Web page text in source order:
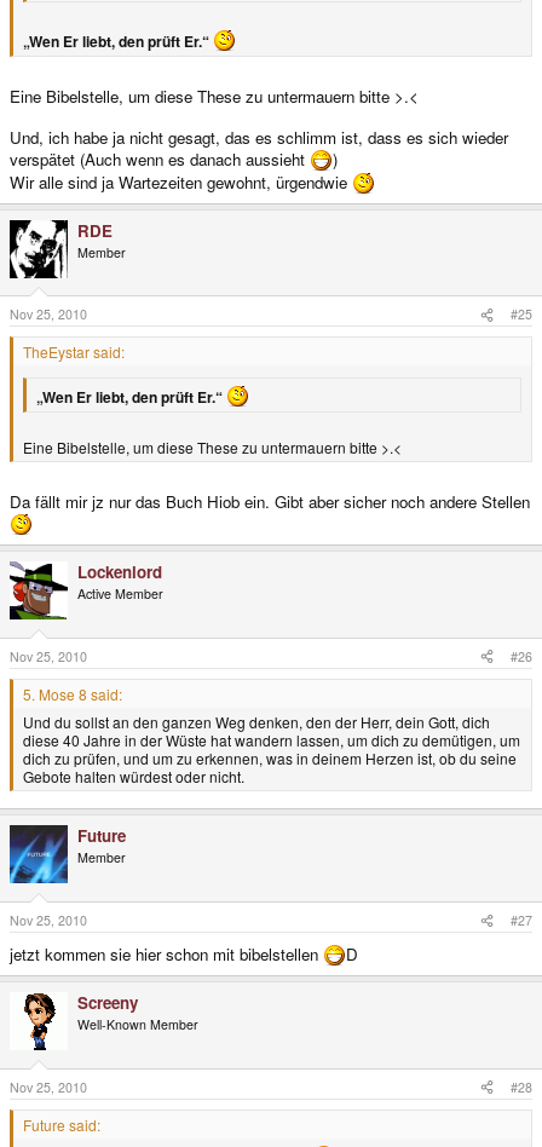
„Wen Er liebt, den prüft Er.“
Eine Bibelstelle, um diese These zu untermauern bitte >.<
Und, ich habe ja nicht gesagt, das es schlimm ist, dass es sich wieder
verspätet (Auch wenn es danach aussieht
)
Wir alle sind ja Wartezeiten gewohnt, ürgendwie
RDE
Member
Nov 25, 2010 #25
TheEystar said:
„Wen Er liebt, den prüft Er.“
Eine Bibelstelle, um diese These zu untermauern bitte >.<
Da fällt mir jz nur das Buch Hiob ein. Gibt aber sicher noch andere Stellen
Lockenlord
Active Member
Nov 25, 2010 #26
5. Mose 8 said:
Und du sollst an den ganzen Weg denken, den der Herr, dein Gott, dich
diese 40 Jahre in der Wüste hat wandern lassen, um dich zu demütigen, um
dich zu prüfen, und um zu erkennen, was in deinem Herzen ist, ob du seine
Gebote halten würdest oder nicht.
Future
Member
Nov 25, 2010 #27
jetzt kommen sie hier schon mit bibelstellen D
Screeny
Well-Known Member
Nov 25, 2010 #28
Future said: